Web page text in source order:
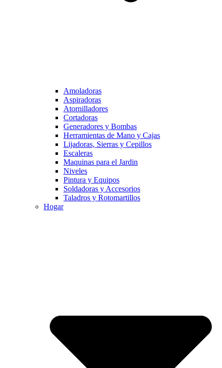
Amoladoras
Aspiradoras
Atornilladores
Cortadoras
Generadores y Bombas
Herramientas de Mano y Cajas
Lijadoras, Sierras y Cepillos
Escaleras
Maquinas para el Jardin
Niveles
Pintura y Equipos
Soldadoras y Accesorios
Taladros y Rotomartillos
Hogar